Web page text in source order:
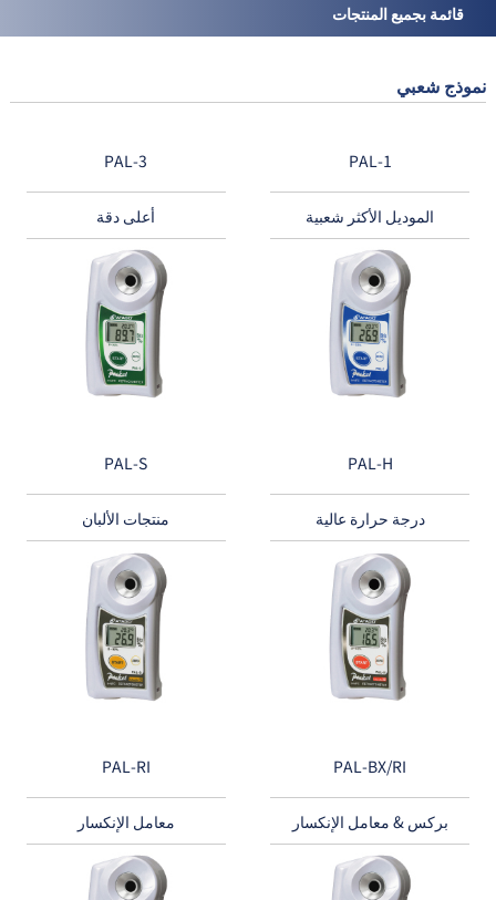
قائمة بجميع المنتجات
نموذج شعبي
PAL-1
الموديل الأكثر شعبية
PAL-3
أعلى دقة
PAL-H
درجة حرارة عالية
PAL-S
منتجات الألبان
PAL-BX/RI
بركس & معامل الإنكسار
PAL-RI
معامل الإنكسار